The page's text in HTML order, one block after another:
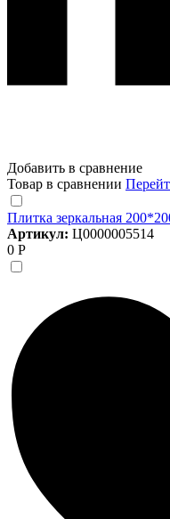
Добавить в сравнение
Товар в сравнении
Плитка зеркальная
Артикул: Ц0000005514
0 Р